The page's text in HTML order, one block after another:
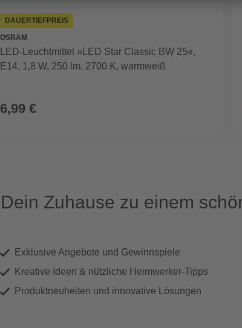
DAUERTIEFPREIS
OSRAM
LED-Leuchtmittel »LED Star Classic BW 25«,
E14, 1,8 W, 250 lm, 2700 K, warmweiß
6,99 €
Zuhause zu einem
Exklusive Angebote und Gewinnspiele
Kreative Ideen & nützliche Heimwerker-Tipps
Produktneuheiten und innovative Lösungen